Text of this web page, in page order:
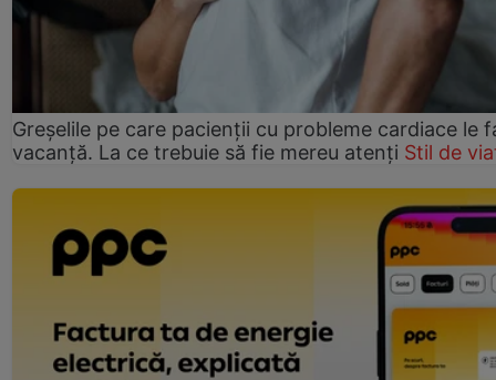
Greșelile pe care pacienții cu probleme cardiace le
vacanță. La ce trebuie să fie mereu atenți Stil de